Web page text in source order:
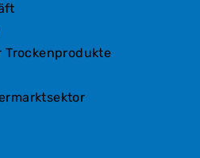
Trockenprodukte